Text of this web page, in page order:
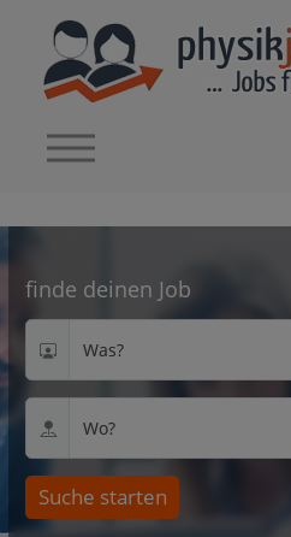
finde deinen Job
Was?
Wo?
Suche starten